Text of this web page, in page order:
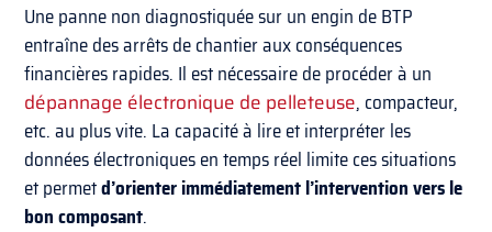
Une panne non diagnostiquée sur un engin de BTP
entraîne des arrêts de chantier aux conséquences
financières rapides. Il est nécessaire de procéder à un
dépannage électronique de pelleteuse, compacteur,
etc. au plus vite. La capacité à lire et interpréter les
données électroniques en temps réel limite ces situations
et permetd’orienter immédiatement l’intervention vers le
bon composant.